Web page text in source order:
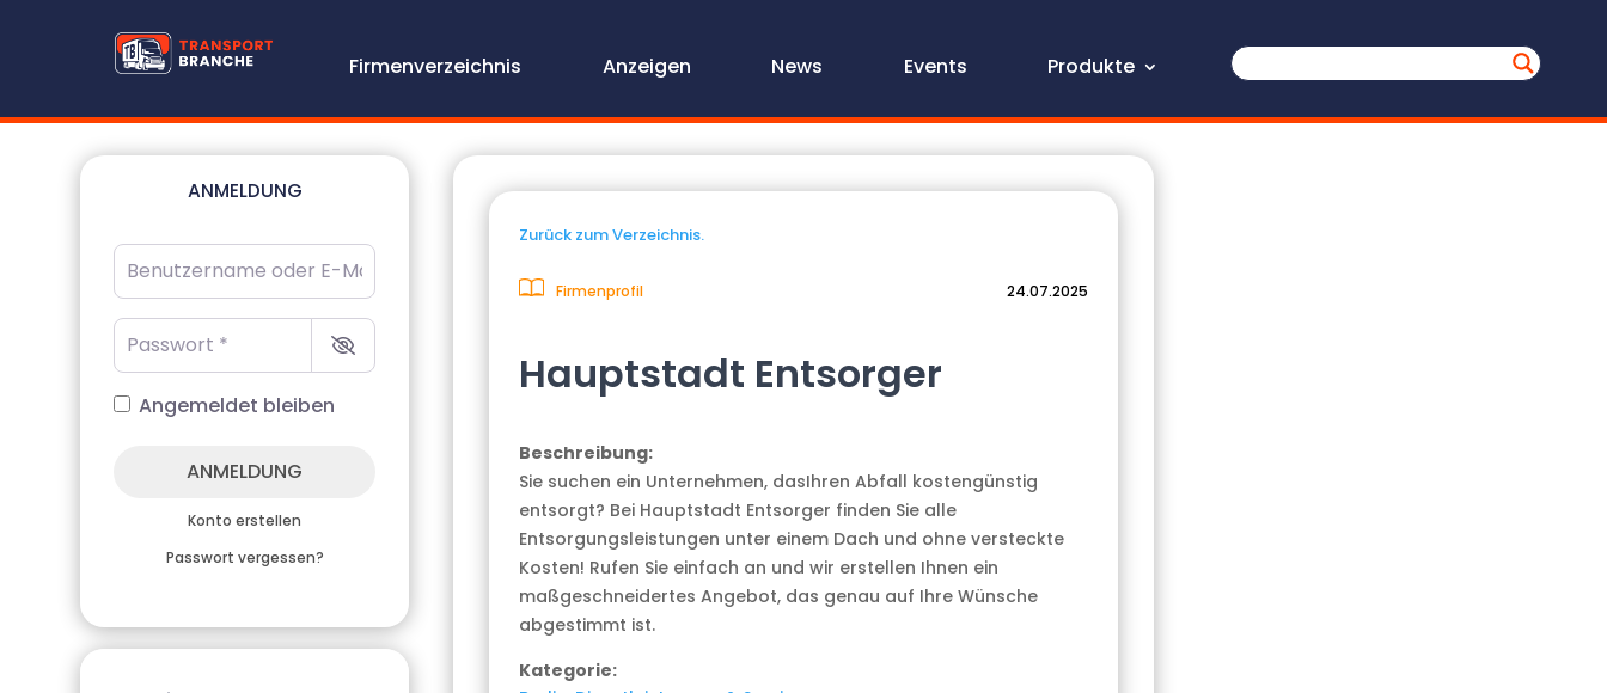
Firmenverzeichnis Anzeigen News Events Produkte
ANMELDUNG
Benutzername oder E-Mail-Adresse
Passwort
Angemeldet bleiben
ANMELDUNG
Konto erstellen
Passwort vergessen?
Zurück zum Verzeichnis.
Firmenprofil 24.07.2025
Hauptstadt Entsorger
Beschreibung:
Sie suchen ein Unternehmen, dasIhren Abfall kostengünstig
entsorgt? Bei Hauptstadt Entsorger finden Sie alle
Entsorgungsleistungen unter einem Dach und ohne versteckte
Kosten! Rufen Sie einfach an und wir erstellen Ihnen ein
maßgeschneidertes Angebot, das genau auf Ihre Wünsche
abgestimmt ist.
Kategorie: